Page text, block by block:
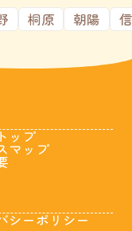
桐原 朝陽
ップ
マップ
シーポリシー